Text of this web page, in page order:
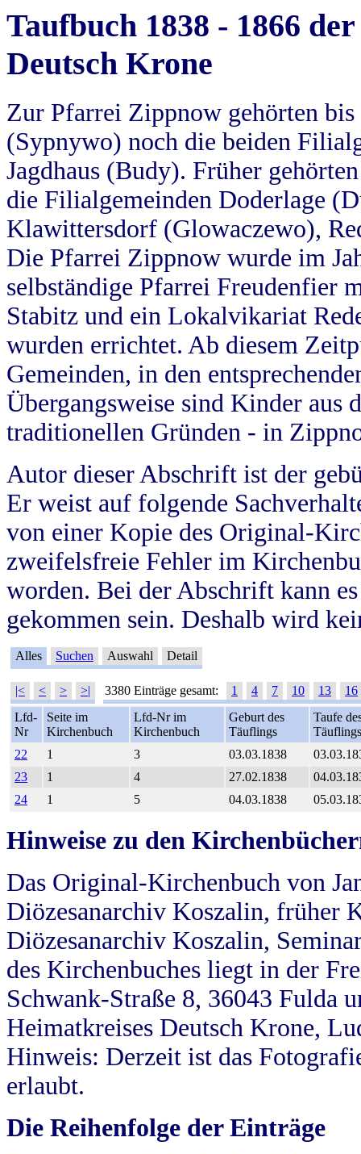
Taufbuch 1838 - 1866
Deutsch Krone
Zur Pfarrei Zippnow gehörten
(Sypnywo) noch die beiden
Jagdhaus (Budy). Früher
die Filialgemeinden Doderlage
Klawittersdorf (Glowaczewo),
Die Pfarrei Zippnow wurde im
selbständige Pfarrei Freudenfier
Stabitz und ein Lokalvikariat
wurden errichtet. Ab diesem
Gemeinden, in den
Übergangsweise sind Kinder aus
traditionellen Gründen - in
Autor dieser Abschrift ist der
Er weist auf folgende
von einer Kopie des Original-
zweifelsfreie Fehler im
worden. Bei der Abschrift kann
gekommen sein. Deshalb wird
Alles Suchen Auswahl Detail
|< < > >| 3380 Einträge gesamt: 1 4 7 10 13
16
Lfd-
Nr
Seite im
Kirchenbuch
Lfd-Nr im
Kirchenbuch
Geburt des
Täuflings
Taufe
Täuflings
22
1 3 03.03.1838
23
1 4 27.02.1838
24
1 5 04.03.1838
Hinweise zu den
Das Original-Kirchenbuch von
Diözesanarchiv Koszalin, früher
Diözesanarchiv Koszalin,
des Kirchenbuches liegt in der
Schwank-Straße 8, 36043 Fulda
Heimatkreises Deutsch Krone,
Hinweis: Derzeit ist das
erlaubt.
Die Reihenfolge der Einträge